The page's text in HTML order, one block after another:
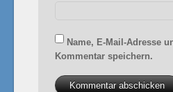
Name, E-Mail-Adresse
Kommentar speichern.